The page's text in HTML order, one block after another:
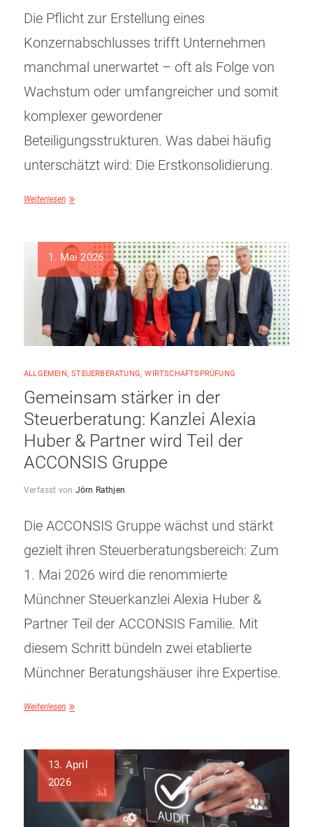
Die Pflicht zur Erstellung eines
Konzernabschlusses trifft Unternehmen
manchmal unerwartet – oft als Folge von
Wachstum oder umfangreicher und somit
komplexer gewordener
Beteiligungsstrukturen. Was dabei häufig
unterschätzt wird: Die Erstkonsolidierung.
Weiterlesen
1. Mai 2026
ALLGEMEIN,STEUERBERATUNG,WIRTSCHAFTSPRÜFUNG
Gemeinsam stärker in der
Steuerberatung: Kanzlei Alexia
Huber & Partner wird Teil der
ACCONSIS Gruppe
Verfasst von Jörn Rathjen
Die ACCONSIS Gruppe wächst und stärkt
gezielt ihren Steuerberatungsbereich: Zum
1. Mai 2026 wird die renommierte
Münchner Steuerkanzlei Alexia Huber &
Partner Teil der ACCONSIS Familie. Mit
diesem Schritt bündeln zwei etablierte
Münchner Beratungshäuser ihre Expertise.
Weiterlesen
13. April
2026